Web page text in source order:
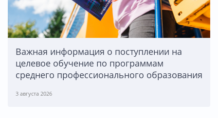
Важная информация о поступлении на
целевое обучение по программам
среднего профессионального образования
3 августа 2026